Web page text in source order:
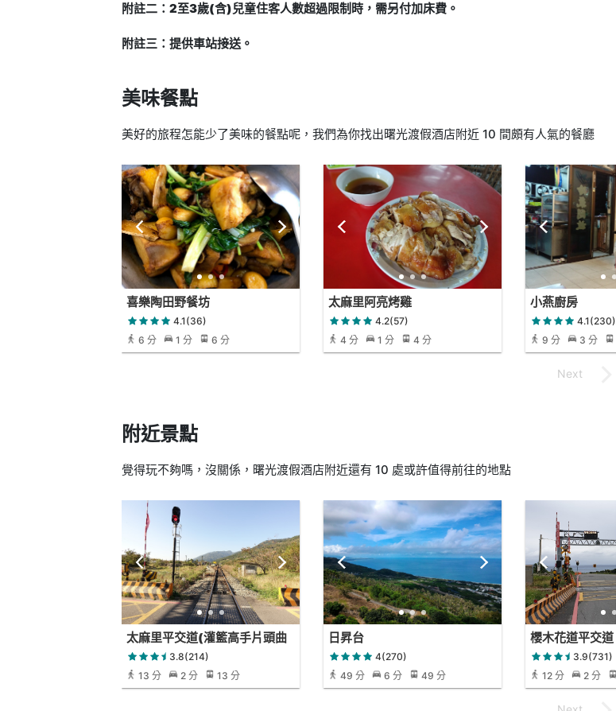
附註二：2至3歲(含)兒童住客人數超過限制時，需另付加床費。
附註三：提供車站接送。
美味餐點
美好的旅程怎能少了美味的餐點呢，我們為你找出曙光渡假酒店附近 10 間頗有人氣的餐廳
喜樂陶田野餐坊
4.1(36)
6 分
1 分 6 分
太麻里阿亮烤雞
4.2(57)
4 分
1 分 4 分
小燕廚房
4.1(230)
9 分
3 分
附近景點
覺得玩不夠嗎，沒關係，曙光渡假酒店附近還有 10 處或許值得前往的地點
太麻里平交道(灌籃高手片頭曲
場景)
3.8(214)
13 分
2 分 13 分
日昇台
4(270)
49 分
6 分 49 分
櫻木花道平交道
3.9(731)
12 分
2 分